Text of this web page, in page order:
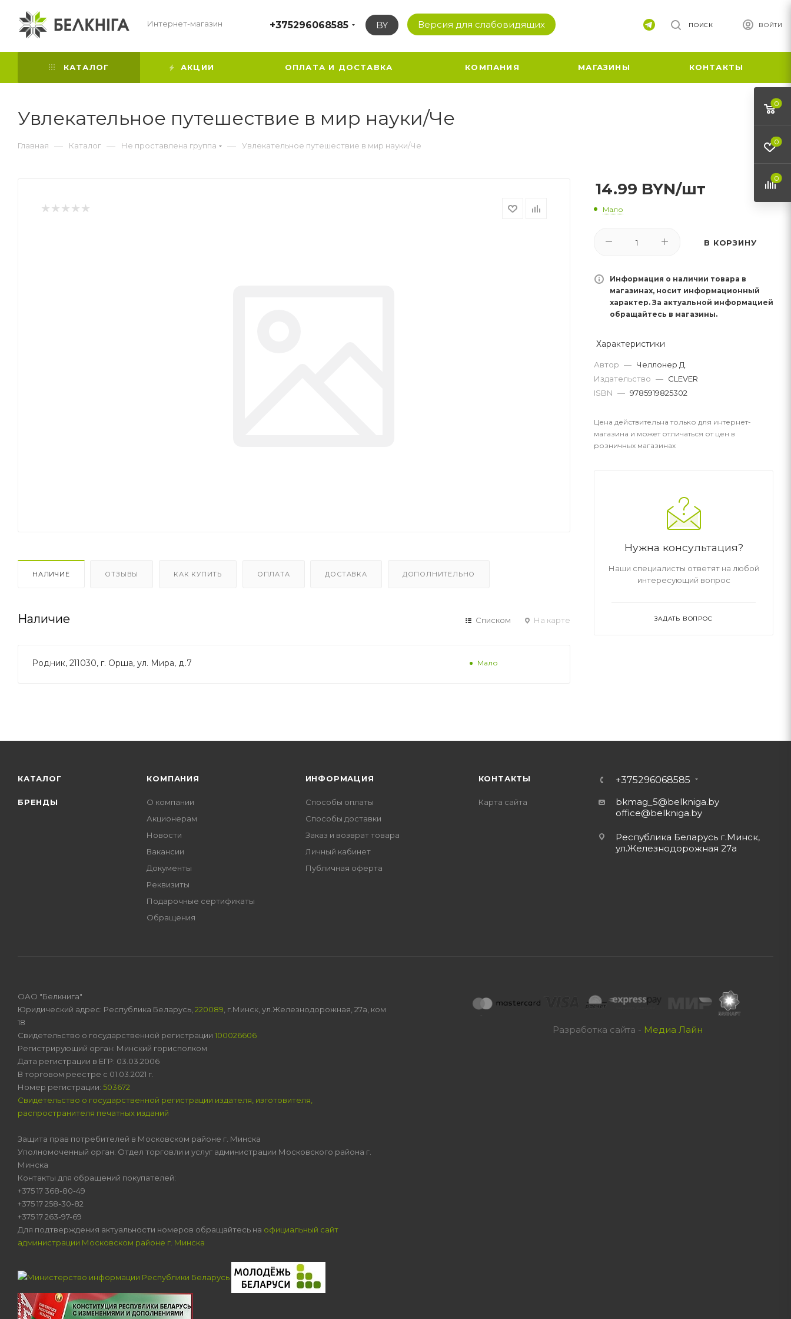
Интернет-магазин +375296068585 BY Версия для слабовидящих ВОЙТИ
ПОИСК
КАТАЛОГ АКЦИИ ОПЛАТА И ДОСТАВКА КОМПАНИЯ МАГАЗИНЫ КОНТАКТЫ
Увлекательное путешествие в мир науки/Че
Главная — Каталог — Не проставлена группа — Увлекательное путешествие в мир науки/Че
НАЛИЧИЕ ОТЗЫВЫ КАК КУПИТЬ ОПЛАТА ДОСТАВКА ДОПОЛНИТЕЛЬНО
Наличие Списком На карте
Родник, 211030, г. Орша, ул. Мира, д.7 Мало
14.99 BYN/шт
Мало
В КОРЗИНУ
Информация о наличии товара в
магазинах, носит информационный
характер. За актуальной информацией
обращайтесь в магазины.
Характеристики
Автор — Челлонер Д.
Издательство — CLEVER
ISBN — 9785919825302
Цена действительна только для интернет-
магазина и может отличаться от цен в
розничных магазинах
Нужна консультация?
Наши специалисты ответят на любой
интересующий вопрос
ЗАДАТЬ ВОПРОС
КАТАЛОГ
БРЕНДЫ
КОМПАНИЯ
О компании
Акционерам
Новости
Вакансии
Документы
Реквизиты
Подарочные сертификаты
Обращения
ИНФОРМАЦИЯ
Способы оплаты
Способы доставки
Заказ и возврат товара
Личный кабинет
Публичная оферта
КОНТАКТЫ
Карта сайта
+375296068585
bkmag_5@belkniga.by
office@belkniga.by
Республика Беларусь г.Минск,
ул.Железнодорожная 27а
Разработка сайта - Медиа Лайн
ОАО "Белкнига"
Юридический адрес: Республика Беларусь, 220089 , г.Минск, ул.Железнодорожная, 27а, ком
18
Свидетельство о государственной регистрации 100026606
Регистрирующий орган: Минский горисполком
Дата регистрации в ЕГР: 03.03.2006
В торговом реестре с 01.03.2021 г.
Номер регистрации: 503672
Свидетельство о государственной регистрации издателя, изготовителя,
распространителя печатных изданий
Защита прав потребителей в Московском районе г. Минска
Уполномоченный орган: Отдел торговли и услуг администрации Московского района г.
Минска
Контакты для обращений покупателей:
+375 17 368-80-49
+375 17 258-30-82
+375 17 263-97-69
Для подтверждения актуальности номеров обращайтесь на официальный сайт
администрации Московском районе г. Минска
0
0
0